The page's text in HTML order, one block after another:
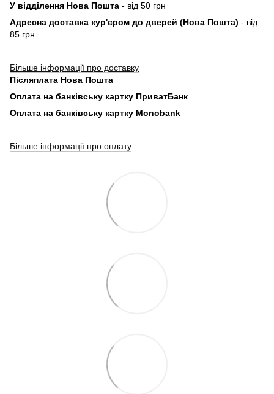
У відділення Нова Пошта - від 50 грн
Адресна доставка кур'єром до дверей (Нова Пошта) - від
85 грн
Більше інформації про доставку
Післяплата Нова Пошта
Оплата на банківську картку ПриватБанк
Оплата на банківську картку Monobank
Більше інформації про оплату